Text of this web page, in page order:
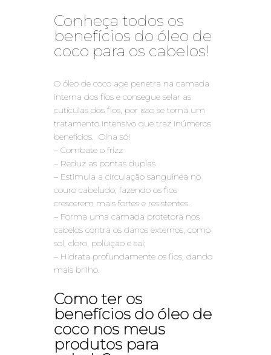
Conheça todos os
benefícios do óleo de
coco para os cabelos!
O óleo de coco age penetra na camada
interna dos fios e consegue selar as
cutículas dos fios, por isso se torna um
tratamento intensivo que traz inúmeros
benefícios. Olha só!
– Combate o frizz
– Reduz as pontas duplas
– Estimula a circulação sanguínea no
couro cabeludo, fazendo os fios
crescerem mais fortes e resistentes.
– Forma uma camada protetora nos
cabelos contra os danos externos, como
sol, cloro, poluição e sal;
– Hidrata profundamente os fios, dando
mais brilho.
Como ter os
benefícios do óleo de
coco nos meus
produtos para